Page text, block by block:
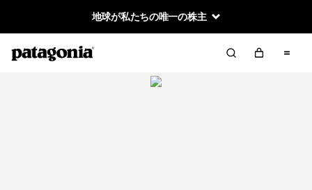
地球が私たちの唯一の株主